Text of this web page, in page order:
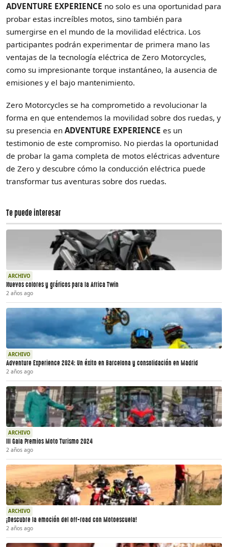
ADVENTURE EXPERIENCE no solo es una oportunidad para
probar estas increíbles motos, sino también para
sumergirse en el mundo de la movilidad eléctrica. Los
participantes podrán experimentar de primera mano las
ventajas de la tecnología eléctrica de Zero Motorcycles,
como su impresionante torque instantáneo, la ausencia de
emisiones y el bajo mantenimiento.
Zero Motorcycles se ha comprometido a revolucionar la
forma en que entendemos la movilidad sobre dos ruedas, y
su presencia en ADVENTURE EXPERIENCE es un
testimonio de este compromiso. No pierdas la oportunidad
de probar la gama completa de motos eléctricas adventure
de Zero y descubre cómo la conducción eléctrica puede
transformar tus aventuras sobre dos ruedas.
Te puede interesar
ARCHIVO
Nuevos colores y gráficos para la Africa Twin
2 años ago
ARCHIVO
Adventure Experience 2024: Un éxito en Barcelona y consolidación en Madrid
2 años ago
ARCHIVO
III Gala Premios Moto Turismo 2024
2 años ago
ARCHIVO
¡Descubre la emoción del off-road con Motoescuela!
2 años ago